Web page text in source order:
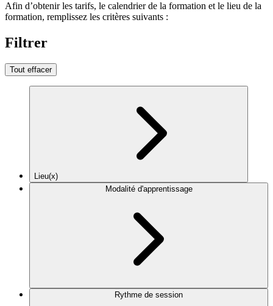
Afin d’obtenir les tarifs, le calendrier de la formation et le lieu de la
formation, remplissez les critères suivants :
Filtrer
Tout effacer
Lieu(x)
Modalité d'apprentissage
Rythme de session